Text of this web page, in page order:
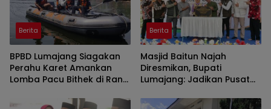
Berita
BPBD Lumajang Siagakan
Perahu Karet Amankan
Lomba Pacu Bithek di Ranu
Berita
Masjid Baitun Najah
Diresmikan, Bupati
Lumajang: Jadikan Pusat